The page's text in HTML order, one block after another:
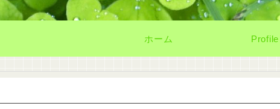
ホーム Profile